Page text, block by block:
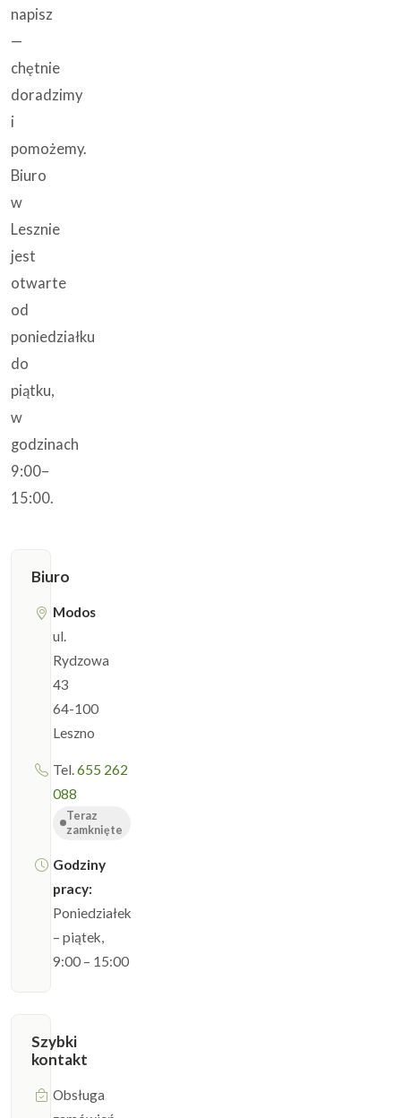
napisz
—
chętnie
doradzimy
i
pomożemy.
Biuro
w
Lesznie
jest
otwarte
od
poniedziałku
do
piątku,
w
godzinach
9:00–
15:00.
Biuro
Modos
ul.
Rydzowa
43
64-100
Leszno
Tel. 655 262
088
Teraz
zamknięte
Godziny
pracy:
Poniedziałek
– piątek,
9:00 – 15:00
Szybki
kontakt
Obsługa